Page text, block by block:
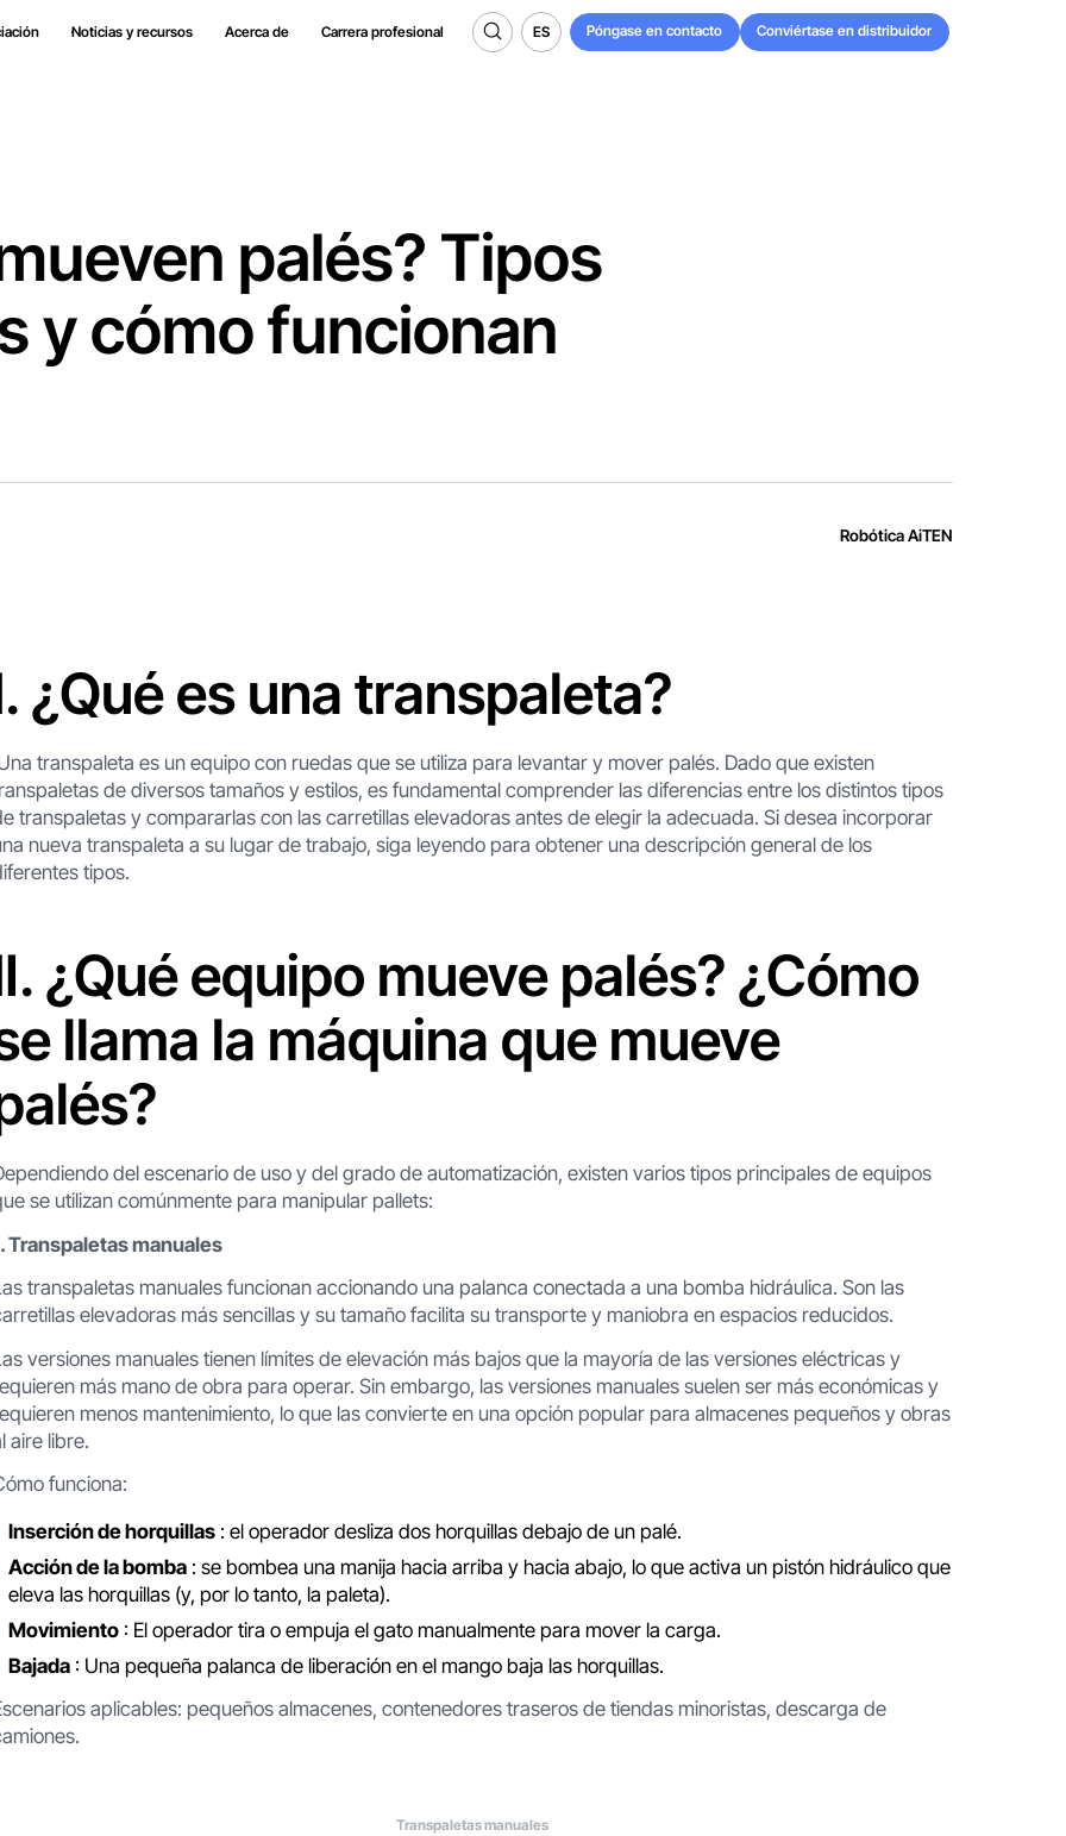
Noticias y recursos Acerca de Carrera profesional
ES
ES
Póngase en contacto
Póngase en contacto
Conviértase en distribuidor
Conviértase en distribuidor
palés? Tipos
y cómo funcionan
Robótica AiTEN
¿Qué es una transpaleta?
transpaleta es un equipo con ruedas que se utiliza para levantar y mover palés. Dado que existen
de diversos tamaños y estilos, es fundamental comprender las diferencias entre los distintos tipos
transpaletas y compararlas con las carretillas elevadoras antes de elegir la adecuada. Si desea incorporar
nueva transpaleta a su lugar de trabajo, siga leyendo para obtener una descripción general de los
tipos.
¿Qué equipo mueve palés? ¿Cómo
llama la máquina que mueve
del escenario de uso y del grado de automatización, existen varios tipos principales de equipos
se utilizan comúnmente para manipular pallets:
Transpaletas manuales
transpaletas manuales funcionan accionando una palanca conectada a una bomba hidráulica. Son las
elevadoras más sencillas y su tamaño facilita su transporte y maniobra en espacios reducidos.
versiones manuales tienen límites de elevación más bajos que la mayoría de las versiones eléctricas y
más mano de obra para operar. Sin embargo, las versiones manuales suelen ser más económicas y
menos mantenimiento, lo que las convierte en una opción popular para almacenes pequeños y obras
aire libre.
funciona:
Inserción de horquillas: el operador desliza dos horquillas debajo de un palé.
Acción de la bomba: se bombea una manija hacia arriba y hacia abajo, lo que activa un pistón hidráulico que
eleva las horquillas (y, por lo tanto, la paleta).
Movimiento: El operador tira o empuja el gato manualmente para mover la carga.
Bajada: Una pequeña palanca de liberación en el mango baja las horquillas.
aplicables: pequeños almacenes, contenedores traseros de tiendas minoristas, descarga de
Transpaletas manuales